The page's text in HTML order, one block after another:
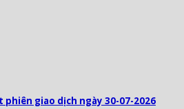
phiên giao dịch ngày 30-07-2026